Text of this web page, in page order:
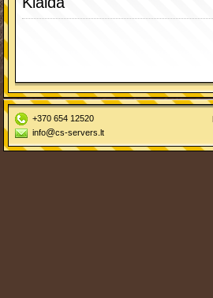
+370 654 12520
info@cs-servers.lt